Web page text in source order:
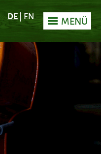
MENÜ
DE | EN